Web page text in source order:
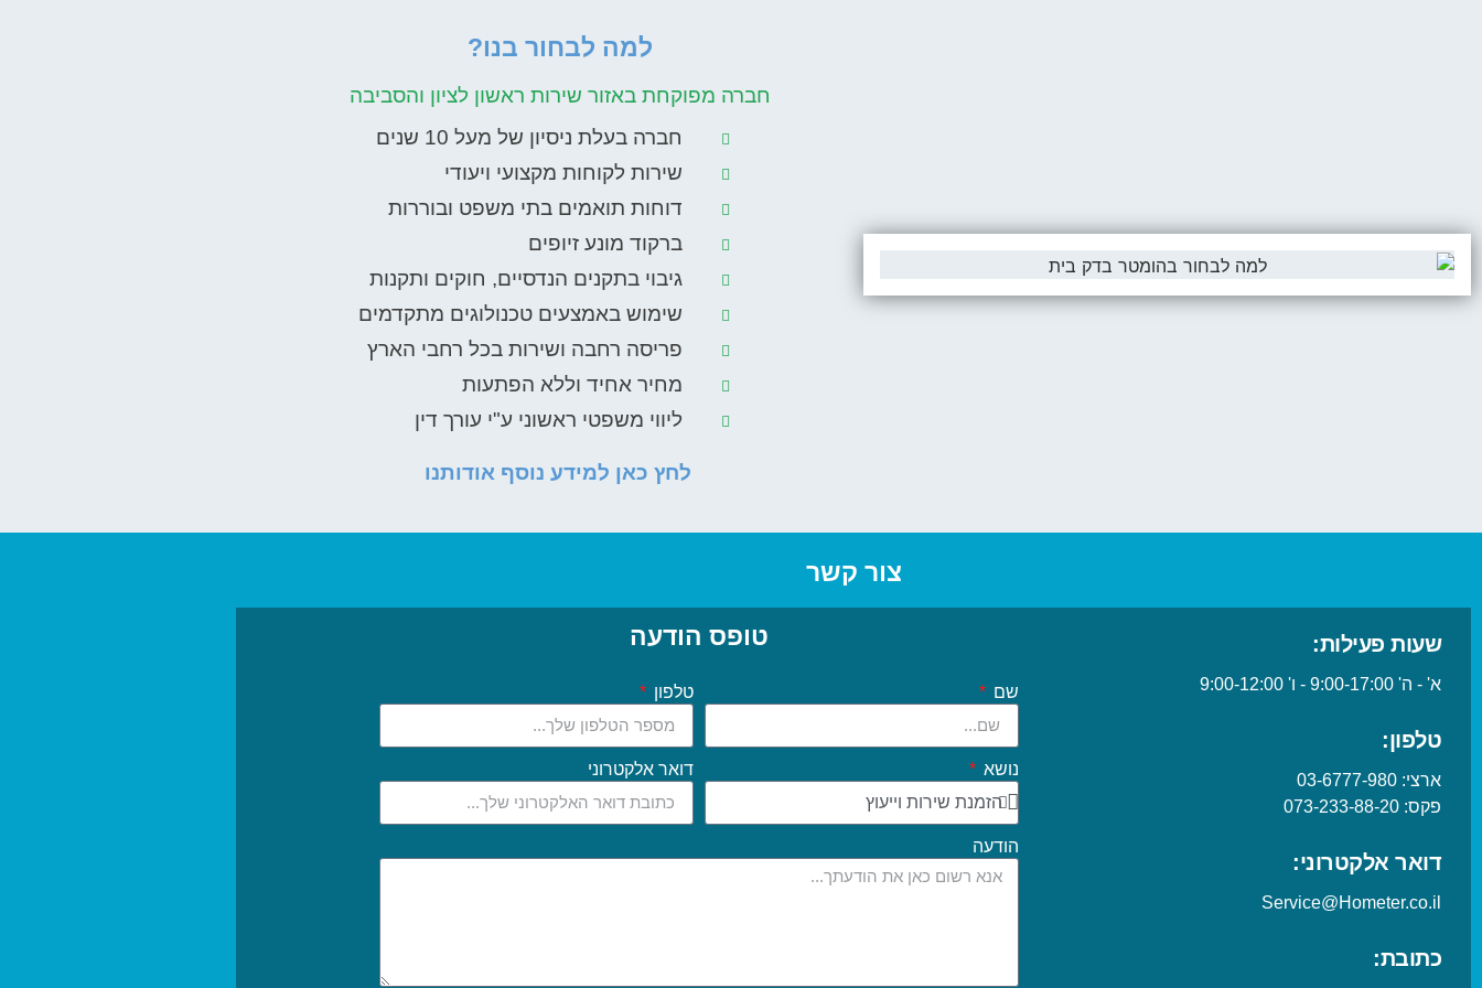
למה לבחור בנו?
חברה מפוקחת באזור שירות ראשון לציון והסביבה
חברה בעלת ניסיון של מעל 10 שנים
שירות לקוחות מקצועי ויעודי
דוחות תואמים בתי משפט ובוררות
ברקוד מונע זיופים
גיבוי בתקנים הנדסיים, חוקים ותקנות
שימוש באמצעים טכנולוגים מתקדמים
פריסה רחבה ושירות בכל רחבי הארץ​
מחיר אחיד וללא הפתעות
ליווי משפטי ראשוני ע"י עורך דין
לחץ כאן למידע נוסף אודותנו
צור קשר
שעות פעילות:
א' - ה' 9:00-17:00 - ו' 9:00-12:00
טלפון:
ארצי: 03-6777-980
פקס: 073-233-88-20
דואר אלקטרוני:
Service@Hometer.co.il
כתובת:
טופס הודעה
שם טלפון
נושא דואר אלקטרוני
הודעה